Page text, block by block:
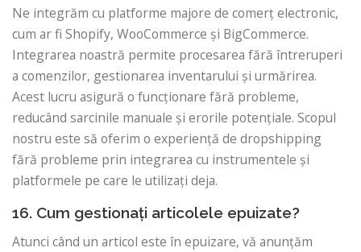
Ne integrăm cu platforme majore de comerț electronic,
cum ar fi Shopify, WooCommerce și BigCommerce.
Integrarea noastră permite procesarea fără întreruperi
a comenzilor, gestionarea inventarului și urmărirea.
Acest lucru asigură o funcționare fără probleme,
reducând sarcinile manuale și erorile potențiale. Scopul
nostru este să oferim o experiență de dropshipping
fără probleme prin integrarea cu instrumentele și
platformele pe care le utilizați deja.
16. Cum gestionați articolele epuizate?
Atunci când un articol este în epuizare, vă anunțăm